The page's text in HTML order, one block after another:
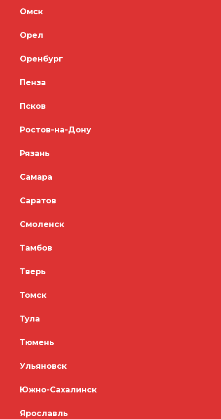
Омск
Орел
Оренбург
Пенза
Псков
Ростов-на-Дону
Рязань
Самара
Саратов
Смоленск
Тамбов
Тверь
Томск
Тула
Тюмень
Ульяновск
Южно-Сахалинск
Ярославль